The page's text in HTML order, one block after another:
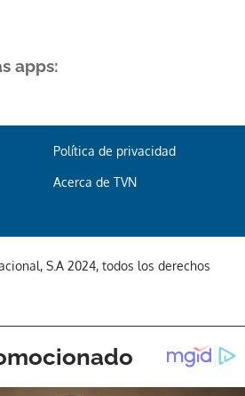
apps:
Política de privacidad
Acerca de TVN
S.A 2024, todos los derechos